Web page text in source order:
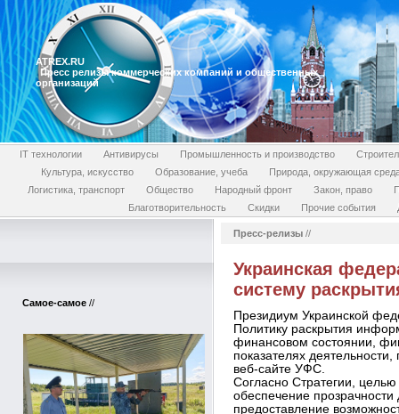
ATREX.RU
Пресс релизы коммерческих компаний и общественных
организаций
IT технологии Антивирусы Промышленность и производство
Культура, искусство
Образование, учеба
Природа, окружающая
Логистика, транспорт
Общество Народный фронт Закон, право
Благотворительность
Скидки Прочие события
Самое-самое //
Пресс-релизы //
Украинская
систему
Президиум Украинской
Политику раскрытия
финансовом состоянии,
показателях
веб-сайте УФС.
Согласно Стратегии,
обеспечение
предоставление